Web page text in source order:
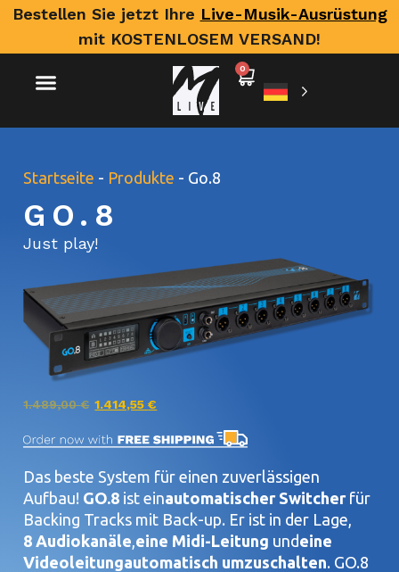
Bestellen Sie jetzt Ihre Live-Musik-Ausrüstung
mit KOSTENLOSEM VERSAND!
0
Startseite - Produkte - Go.8
GO.8
Just play!
1.489,00€ 1.414,55€
Das beste System für einen zuverlässigen
Aufbau! GO.8 ist einautomatischer Switcherfür
Backing Tracks mit Back-up. Er ist in der Lage,
8 Audiokanäle eine Midi-Leitung undeine
Videoleitungautomatisch umzuschalten. GO.8